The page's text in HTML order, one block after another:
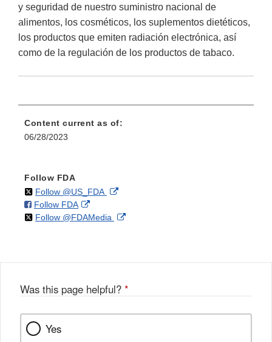
y seguridad de nuestro suministro nacional de
alimentos, los cosméticos, los suplementos dietéticos,
los productos que emiten radiación electrónica, así
como de la regulación de los productos de tabaco.
Content current as of:
06/28/2023
Follow FDA
Follow @US_FDAon External
Disclaimer
Follow FDAon
Facebook
External
Link
Follow @FDAMedia on External
Was this page helpful? *
Yes